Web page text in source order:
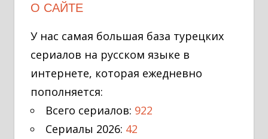
О САЙТЕ
У нас самая большая база турецких
сериалов на русском языке в
интернете, которая ежедневно
пополняется:
Всего сериалов: 922
Сериалы 2026: 42